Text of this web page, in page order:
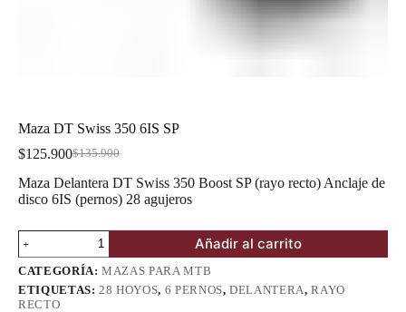
Maza DT Swiss 350 6IS SP
$135.900
El
precio
original
era:
$125.900El
precio
actual
es:
Maza Delantera DT Swiss 350 Boost SP (rayo recto) Anclaje de
disco 6IS (pernos) 28 agujeros
DT
Swiss
350
6IS
Añadir al carrito
CATEGORÍA:MAZAS PARA MTB
ETIQUETAS: 28 HOYOS, 6 PERNOS,DELANTERA,RAYO
RECTO